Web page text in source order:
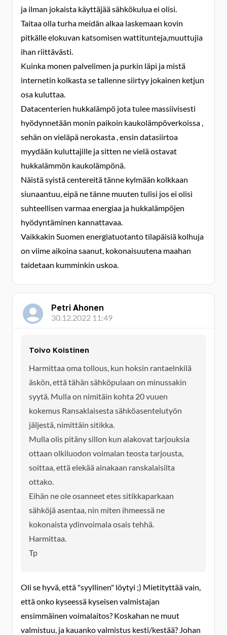
ja ilman jokaista käyttäjää sähkökulua ei olisi.
Taitaa olla turha meidän alkaa laskemaan kovin
pitkälle elokuvan katsomisen wattitunteja,muuttujia
ihan riittävästi.
Kuinka monen palvelimen ja purkin läpi ja mistä
internetin kolkasta se tallenne siirtyy jokainen ketjun
osa kuluttaa.
Datacenterien hukkalämpö jota tulee massiivisesti
hyödynnetään monin paikoin kaukolämpöverkoissa ,
sehän on vieläpä nerokasta , ensin datasiirtoa
myydään kuluttajille ja sitten ne vielä ostavat
hukkalämmön kaukolämpönä.
Näistä syistä centereitä tänne kylmään kolkkaan
siunaantuu, eipä ne tänne muuten tulisi jos ei olisi
suhteellisen varmaa energiaa ja hukkalämpöjen
hyödyntäminen kannattavaa.
Vaikkakin Suomen energiatuotanto tilapäisiä kolhuja
on viime aikoina saanut, kokonaisuutena maahan
taidetaan kumminkin uskoa.
Petri Ahonen
30.12.2022 11:49
Toivo Koistinen
Harmittaa oma tollous, kun hoksin rantaelnkilä
äskön, että tähän sähköpulaan on minussakin
syytä. Mulla on nimitäin kohta 20 vuuen
kokemus Ransaklaisesta sähköasentelutyön
jäljestä, nimittäin sitikka.
Mulla olis pitäny sillon kun alakovat tarjouksia
ottaan olkiluodon voimalan teosta tarjousta,
soittaa, että elekää ainakaan ranskalaisilta
ottako.
Eihän ne ole osanneet etes sitikkaparkaan
sähköjä asentaa, nin miten ihmeessä ne
kokonaista ydinvoimala osais tehhä.
Harmittaa.
Tp
Oli se hyvä, että "syyllinen" löytyi ;) Mietityttää vain,
että onko kyseessä kyseisen valmistajan
ensimmäinen voimalaitos? Koskahan ne muut
valmistuu, ja kauanko valmistus kesti/kestää? Johan